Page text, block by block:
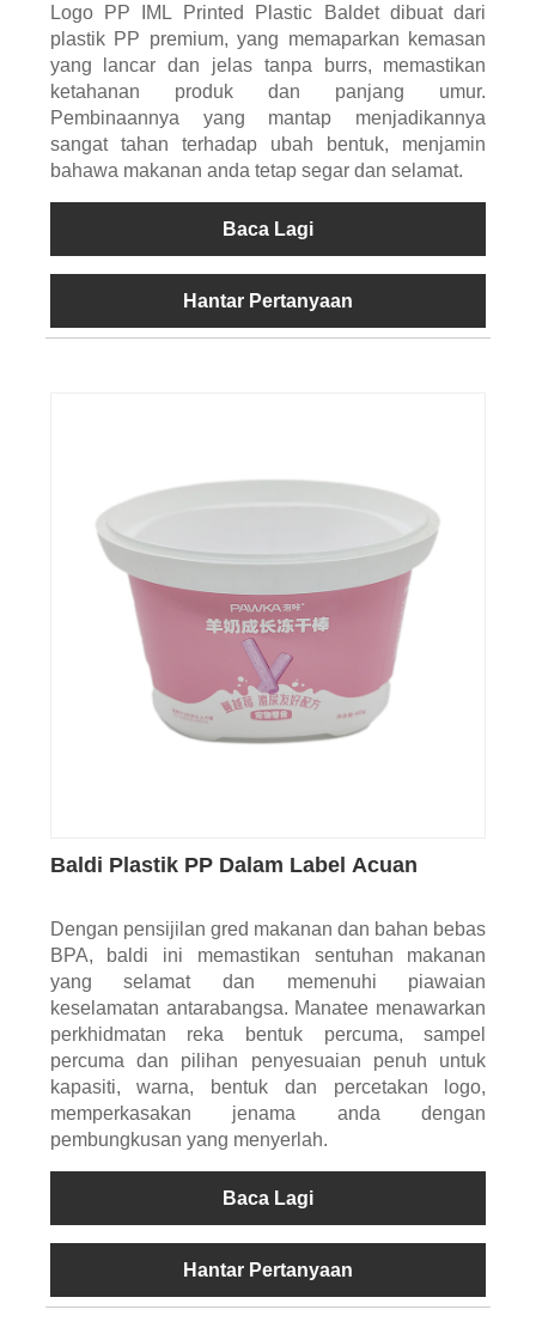
Logo PP IML Printed Plastic Baldet dibuat dari
plastik PP premium, yang memaparkan kemasan
yang lancar dan jelas tanpa burrs, memastikan
ketahanan produk dan panjang umur.
Pembinaannya yang mantap menjadikannya
sangat tahan terhadap ubah bentuk, menjamin
bahawa makanan anda tetap segar dan selamat.
Baca Lagi
Hantar Pertanyaan
Baldi Plastik PP Dalam Label Acuan
Dengan pensijilan gred makanan dan bahan bebas
BPA, baldi ini memastikan sentuhan makanan
yang selamat dan memenuhi piawaian
keselamatan antarabangsa. Manatee menawarkan
perkhidmatan reka bentuk percuma, sampel
percuma dan pilihan penyesuaian penuh untuk
kapasiti, warna, bentuk dan percetakan logo,
memperkasakan jenama anda dengan
pembungkusan yang menyerlah.
Baca Lagi
Hantar Pertanyaan